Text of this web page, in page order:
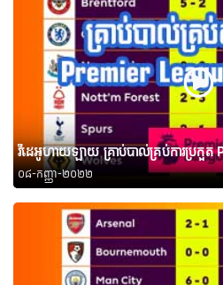
វីដេអូហាយឡាយ គ្រាប់បាល់គ្រប់ការប្រកួត
០៨-កញ្ញា-២០២២